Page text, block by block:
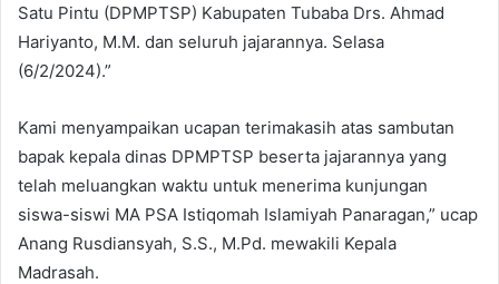
Satu Pintu (DPMPTSP) Kabupaten Tubaba Drs. Ahmad
Hariyanto, M.M. dan seluruh jajarannya. Selasa
(6/2/2024).”
Kami menyampaikan ucapan terimakasih atas sambutan
bapak kepala dinas DPMPTSP beserta jajarannya yang
telah meluangkan waktu untuk menerima kunjungan
siswa-siswi MA PSA Istiqomah Islamiyah Panaragan,” ucap
Anang Rusdiansyah, S.S., M.Pd. mewakili Kepala
Madrasah.